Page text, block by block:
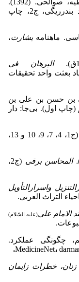
(مترجم: محمد بندرریگی، ج2، چاپ
بشارت،
البرهان فی
محقق: بنیاد بعثت واحد تحقیقات
بن ‌حسن ‌بن‌ علی ‌بن
(چاپ اول). بی‌جا: دار
(ج1، 4، 7، 9، 10 و 13،
المحاسن برقی
(ج2،
واسرارالتأویل
الامام علی(علیه السّلام)
آناتومی رحم، چگونگی عملکرد.
، .
خطرات زایمان